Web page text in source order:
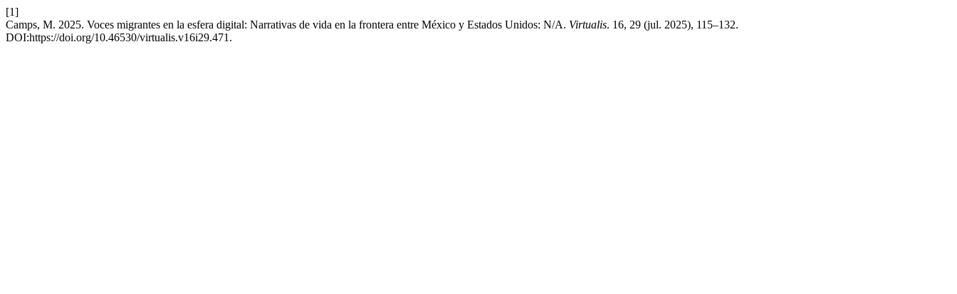
[1]
Camps, M. 2025. Voces migrantes en la esfera digital: Narrativas de vida en la frontera entre México y Estados Unidos: N/A. Virtualis. 16, 29 (jul. 2025), 115–132.
DOI:https://doi.org/10.46530/virtualis.v16i29.471.